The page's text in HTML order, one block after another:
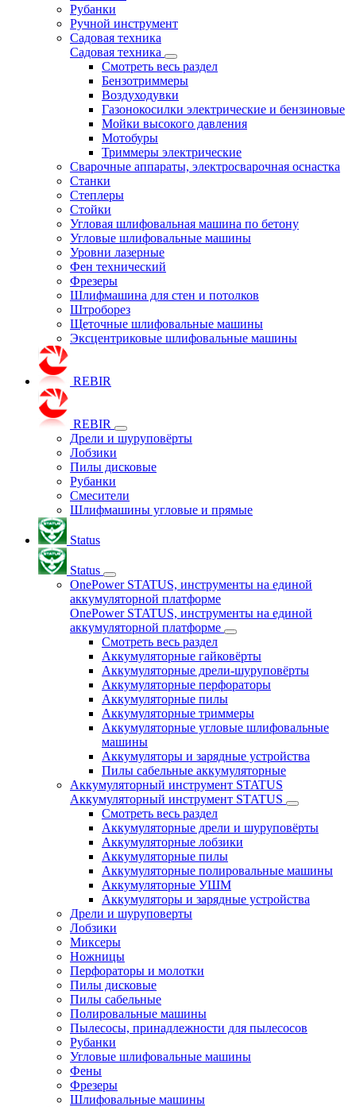
Рубанки
Ручной инструмент
Садовая техника
Садовая техника
Смотреть весь раздел
Бензотриммеры
Воздуходувки
Газонокосилки электрические и бензиновые
Мойки высокого давления
Мотобуры
Триммеры электрические
Сварочные аппараты, электросварочная оснастка
Станки
Степлеры
Стойки
Угловая шлифовальная машина по бетону
Угловые шлифовальные машины
Уровни лазерные
Фен технический
Фрезеры
Шлифмашина для стен и потолков
Штроборез
Щеточные шлифовальные машины
Эксцентриковые шлифовальные машины
REBIR
REBIR
Дрели и шуруповёрты
Лобзики
Пилы дисковые
Рубанки
Смесители
Шлифмашины угловые и прямые
Status
Status
OnePower STATUS, инструменты на единой
аккумуляторной платформе
OnePower STATUS, инструменты на единой
аккумуляторной платформе
Смотреть весь раздел
Аккумуляторные гайковёрты
Аккумуляторные дрели-шуруповёрты
Аккумуляторные перфораторы
Аккумуляторные пилы
Аккумуляторные триммеры
Аккумуляторные угловые шлифовальные
машины
Аккумуляторы и зарядные устройства
Пилы сабельные аккумуляторные
Аккумуляторный инструмент STATUS
Аккумуляторный инструмент STATUS
Смотреть весь раздел
Аккумуляторные дрели и шуруповёрты
Аккумуляторные лобзики
Аккумуляторные пилы
Аккумуляторные полировальные машины
Аккумуляторные УШМ
Аккумуляторы и зарядные устройства
Дрели и шуруповерты
Лобзики
Миксеры
Ножницы
Перфораторы и молотки
Пилы дисковые
Пилы сабельные
Полировальные машины
Пылесосы, принадлежности для пылесосов
Рубанки
Угловые шлифовальные машины
Фены
Фрезеры
Шлифовальные машины